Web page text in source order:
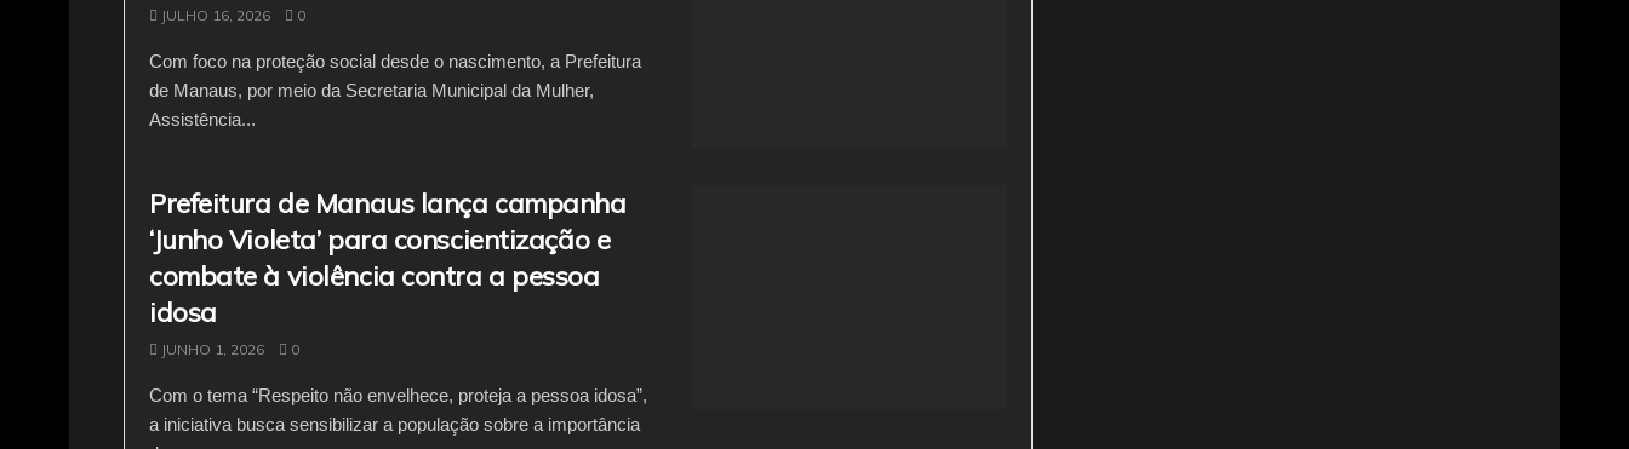
JULHO 16, 2026 0
Com foco na proteção social desde o nascimento, a Prefeitura
de Manaus, por meio da Secretaria Municipal da Mulher,
Assistência...
Prefeitura de Manaus lança campanha
‘Junho Violeta’ para conscientização e
combate à violência contra a pessoa
idosa
JUNHO 1, 2026 0
Com o tema “Respeito não envelhece, proteja a pessoa idosa”,
a iniciativa busca sensibilizar a população sobre a importância